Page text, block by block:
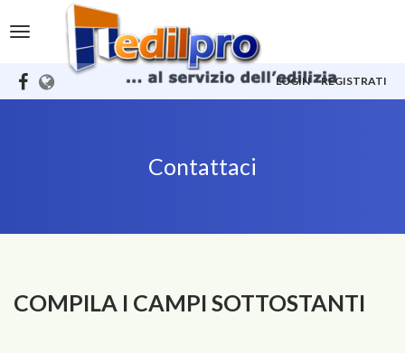
Toggle
navigation
LOGIN REGISTRATI
Contattaci
COMPILA I CAMPI SOTTOSTANTI